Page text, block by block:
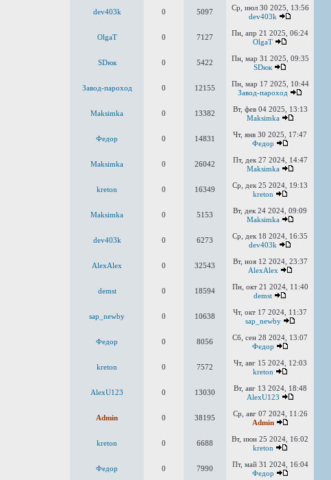
dev403k 0 5097
Ср, июл 30 2025, 13:56
dev403k
OlgaT 0 7127
Пн, апр 21 2025, 06:24
OlgaT
SDюк 0 5422
Пн, мар 31 2025, 09:35
SDюк
Завод-пароход 0 12155
Пн, мар 17 2025, 10:44
Завод-пароход
Maksimka 0 13382
Вт, фев 04 2025, 13:13
Maksimka
Федор 0 14831
Чт, янв 30 2025, 17:47
Федор
Maksimka 0 26042
Пт, дек 27 2024, 14:47
Maksimka
kreton 0 16349
Ср, дек 25 2024, 19:13
kreton
Maksimka 0 5153
Вт, дек 24 2024, 09:09
Maksimka
dev403k 0 6273
Ср, дек 18 2024, 16:35
dev403k
AlexAlex 0 32543
Вт, ноя 12 2024, 23:37
AlexAlex
demst 0 18594
Пн, окт 21 2024, 11:40
demst
sap_newby 0 10638
Чт, окт 17 2024, 11:37
sap_newby
Федор 0 8056
Сб, сен 28 2024, 13:07
Федор
kreton 0 7572
Чт, авг 15 2024, 12:03
kreton
AlexU123 0 13030
Вт, авг 13 2024, 18:48
AlexU123
Admin 0 38195
Ср, авг 07 2024, 11:26
Admin
kreton 0 6688
Вт, июн 25 2024, 16:02
kreton
Федор 0 7990
Пт, май 31 2024, 16:04
Федор